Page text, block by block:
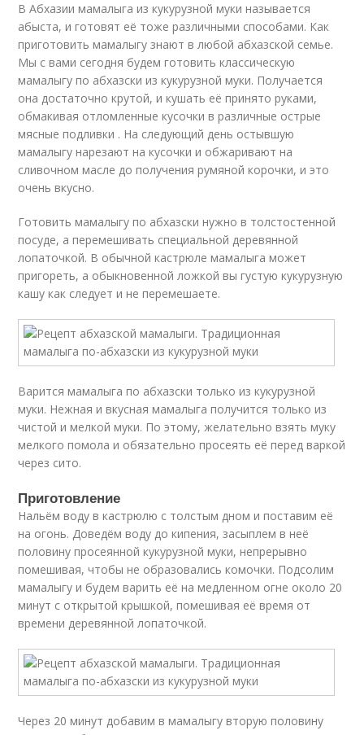
В Абхазии мамалыга из кукурузной муки называется
абыста, и готовят её тоже различными способами. Как
приготовить мамалыгу знают в любой абхазской семье.
Мы с вами сегодня будем готовить классическую
мамалыгу по абхазски из кукурузной муки. Получается
она достаточно крутой, и кушать её принято руками,
обмакивая отломленные кусочки в различные острые
мясные подливки . На следующий день остывшую
мамалыгу нарезают на кусочки и обжаривают на
сливочном масле до получения румяной корочки, и это
очень вкусно.
Готовить мамалыгу по абхазски нужно в толстостенной
посуде, а перемешивать специальной деревянной
лопаточкой. В обычной кастрюле мамалыга может
пригореть, а обыкновенной ложкой вы густую кукурузную
кашу как следует и не перемешаете.
Варится мамалыга по абхазски только из кукурузной
муки. Нежная и вкусная мамалыга получится только из
чистой и мелкой муки. По этому, желательно взять муку
мелкого помола и обязательно просеять её перед варкой
через сито.
Приготовление
Нальём воду в кастрюлю с толстым дном и поставим её
на огонь. Доведём воду до кипения, засыплем в неё
половину просеянной кукурузной муки, непрерывно
помешивая, чтобы не образовались комочки. Подсолим
мамалыгу и будем варить её на медленном огне около 20
минут с открытой крышкой, помешивая её время от
времени деревянной лопаточкой.
Через 20 минут добавим в мамалыгу вторую половину